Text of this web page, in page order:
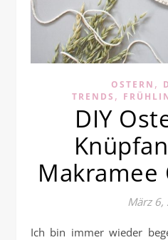
OSTERN ,
TRENDS ,
DIY
Makramee
März 6,
Ich bin immer wieder begeistert, wie vielfältig die